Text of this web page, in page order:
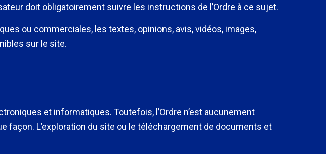
doit obligatoirement suivre les instructions de l’Ordre à ce sujet.
ou commerciales, les textes, opinions, avis, vidéos, images,
sur le site.
et informatiques. Toutefois, l’Ordre n’est aucunement
L’exploration du site ou le téléchargement de documents et